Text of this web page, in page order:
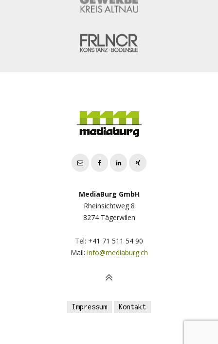
MediaBurg GmbH
Rheinsichtweg 8
8274 Tägerwilen
Tel: +41 71 511 54 90
Mail: info@mediaburg.ch
Impressum Kontakt